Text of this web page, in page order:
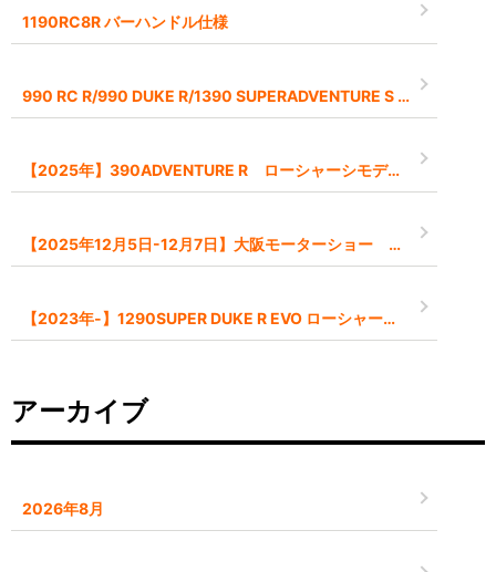
1190RC8R バーハンドル仕様
990 RC R/990 DUKE R/1390 SUPERADVENTURE S EVO 2026モデル予約受付中です
【2025年】390ADVENTURE R ローシャーシモデル【-45mm】
【2025年12月5日-12月7日】大阪モーターショー インポートブランドとして出展します
【2023年-】1290SUPER DUKE R EVO ローシャーシモデル【-45mm】
アーカイブ
2026年8月